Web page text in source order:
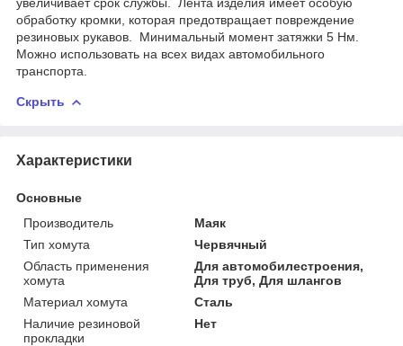
обработку кромки, которая предотвращает повреждение
резиновых рукавов. Минимальный момент затяжки 5 Нм.
Можно использовать на всех видах автомобильного
транспорта.
Скрыть
Характеристики
Основные
Производитель
Маяк
Тип хомута
Червячный
Область применения
хомута
Для автомобилестроения,
Для труб, Для шлангов
Материал хомута
Сталь
Наличие резиновой
прокладки
Нет